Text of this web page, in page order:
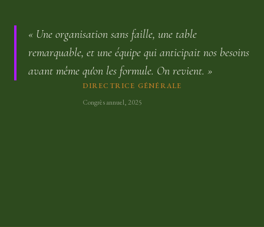
« Une organisation sans faille, une table
remarquable, et une équipe qui anticipait nos besoins
avant même qu'on les formule. On revient. »
DIRECTRICE GÉNÉRALE
Congrès annuel, 2025